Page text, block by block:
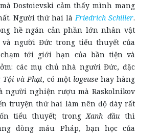
Dostoievski cảm thấy mình mang
Người thứ hai làFriedrich Schiller.
hề ngăn cản phần lớn nhân vật
và người Đức trong tiểu thuyết của
chạm tới giới hạn của bần tiện và
các mụ chủ nhà người Đức, đặc
Tội và Phạt, có một logeusehay hàng
người nghiện rượu mà Raskolnikov
truyện thứ hai làm nên độ dày rất
tiểu thuyết; trongXanh đầu thì
dòng máu Pháp, bạn học của